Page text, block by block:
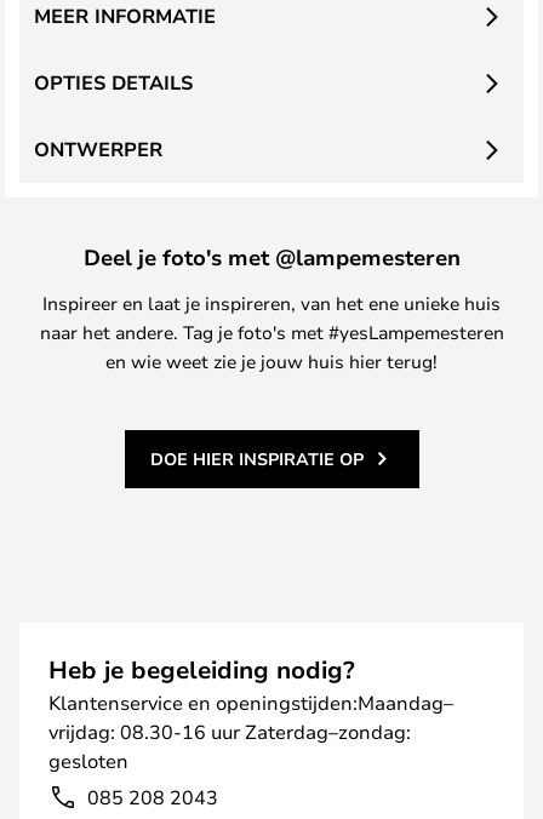
OPTIES DETAILS
MEER INFORMATIE
ONTWERPER
Deel je foto's met @lampemesteren
Inspireer en laat je inspireren, van het ene unieke huis
naar het andere. Tag je foto's met #yesLampemesteren
en wie weet zie je jouw huis hier terug!
DOE HIER INSPIRATIE OP
Heb je begeleiding nodig?
Klantenservice en openingstijden:Maandag–
vrijdag: 08.30-16 uur Zaterdag–zondag:
gesloten
085 208 2043